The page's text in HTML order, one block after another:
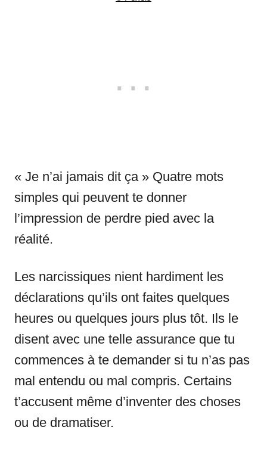
« Je n’ai jamais dit ça » Quatre mots
simples qui peuvent te donner
l’impression de perdre pied avec la
réalité.
Les narcissiques nient hardiment les
déclarations qu’ils ont faites quelques
heures ou quelques jours plus tôt. Ils le
disent avec une telle assurance que tu
commences à te demander si tu n’as pas
mal entendu ou mal compris. Certains
t’accusent même d’inventer des choses
ou de dramatiser.